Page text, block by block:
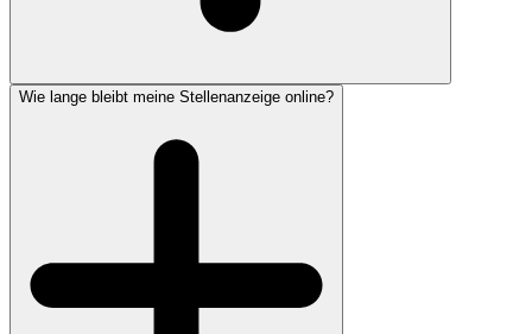
Wie lange bleibt meine Stellenanzeige online?